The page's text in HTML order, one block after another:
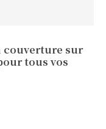
couverture sur
tous vos